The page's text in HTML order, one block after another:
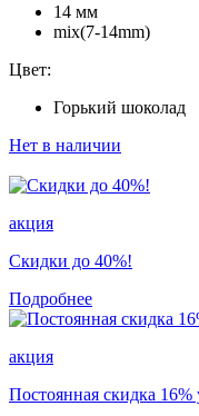
14 мм
mix(7-14mm)
Цвет:
Горький шоколад
Нет в наличии
акция
Скидки до 40%!
Подробнее
акция
Постоянная скидка